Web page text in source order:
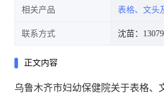
相关产品 表格、文头
联系方式 沈苗：
正文内容
乌鲁木齐市妇幼保健院关于表格、